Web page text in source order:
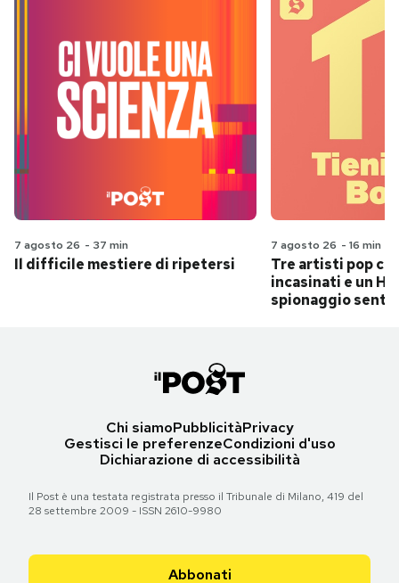
7 agosto 26 - 37 min
Il difficile mestiere di ripetersi
7 agosto 26 - 16 min
Tre artisti pop
incasinati e un
spionaggio
Chi siamoPubblicitàPrivacy
Gestisci le preferenzeCondizioni d'uso
Dichiarazione di accessibilità
Il Post è una testata registrata presso il Tribunale di Milano, 419 del
28 settembre 2009 - ISSN 2610-9980
Abbonati